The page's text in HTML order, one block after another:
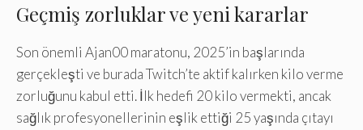
Geçmiş zorluklar ve yeni kararlar
Son önemli Ajan00 maratonu, 2025’in başlarında
gerçekleşti ve burada Twitch’te aktif kalırken kilo verme
zorluğunu kabul etti. İlk hedefi 20 kilo vermekti, ancak
sağlık profesyonellerinin eşlik ettiği 25 yaşında çıtayı